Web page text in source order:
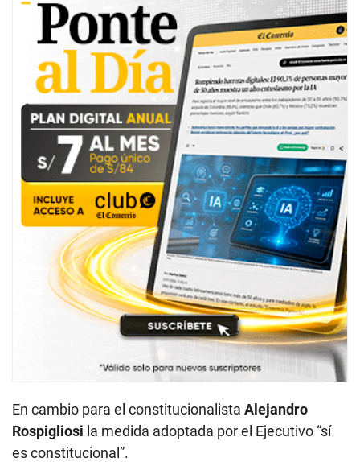
En cambio para el constitucionalista Alejandro
Rospigliosi la medida adoptada por el Ejecutivo “sí
es constitucional”.